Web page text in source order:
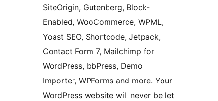
SiteOrigin, Gutenberg, Block-
Enabled, WooCommerce, WPML,
Yoast SEO, Shortcode, Jetpack,
Contact Form 7, Mailchimp for
WordPress, bbPress, Demo
Importer, WPForms and more. Your
WordPress website will never be let